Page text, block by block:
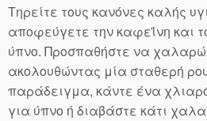
Τηρείτε τους κανόνες καλής
αποφεύγετε την καφεΐνη και
ύπνο. Προσπαθήστε να
ακολουθώντας μία σταθερή
παράδειγμα, κάντε ένα
για ύπνο ή διαβάστε κάτι